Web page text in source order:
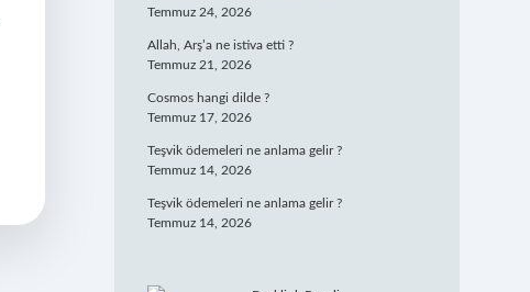
Temmuz 24, 2026
Allah, Arş’a ne istiva etti ?
Temmuz 21, 2026
Cosmos hangi dilde ?
Temmuz 17, 2026
Teşvik ödemeleri ne anlama gelir ?
Temmuz 14, 2026
Teşvik ödemeleri ne anlama gelir ?
Temmuz 14, 2026